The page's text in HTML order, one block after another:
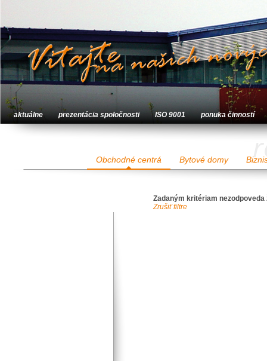
aktuálne prezentácia spoločnosti ISO 9001 ponuka činností
Obchodné centrá Bytové domy
Zadaným kritériam nezodpoveda
Zrušiť filtre